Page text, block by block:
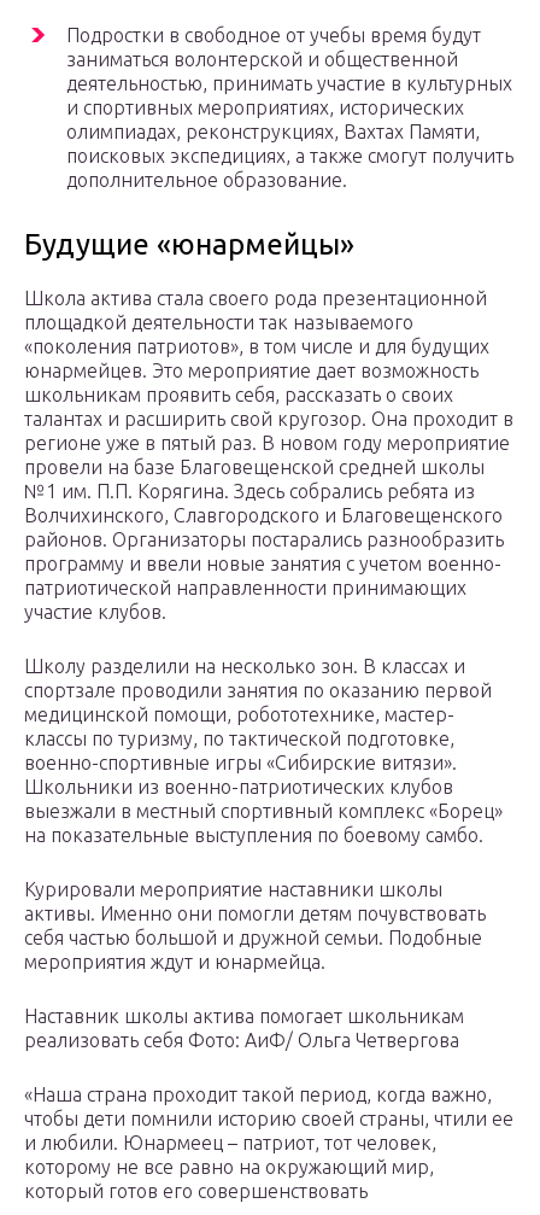
Подростки в свободное от учебы время будут
заниматься волонтерской и общественной
деятельностью, принимать участие в культурных
и спортивных мероприятиях, исторических
олимпиадах, реконструкциях, Вахтах Памяти,
поисковых экспедициях, а также смогут получить
дополнительное образование.
Будущие «юнармейцы»
Школа актива стала своего рода презентационной
площадкой деятельности так называемого
«поколения патриотов», в том числе и для будущих
юнармейцев. Это мероприятие дает возможность
школьникам проявить себя, рассказать о своих
талантах и расширить свой кругозор. Она проходит в
регионе уже в пятый раз. В новом году мероприятие
провели на базе Благовещенской средней школы
№1 им. П.П. Корягина. Здесь собрались ребята из
Волчихинского, Славгородского и Благовещенского
районов. Организаторы постарались разнообразить
программу и ввели новые занятия с учетом военно-
патриотической направленности принимающих
участие клубов.
Школу разделили на несколько зон. В классах и
спортзале проводили занятия по оказанию первой
медицинской помощи, робототехнике, мастер-
классы по туризму, по тактической подготовке,
военно-спортивные игры «Сибирские витязи».
Школьники из военно-патриотических клубов
выезжали в местный спортивный комплекс «Борец»
на показательные выступления по боевому самбо.
Курировали мероприятие наставники школы
активы. Именно они помогли детям почувствовать
себя частью большой и дружной семьи. Подобные
мероприятия ждут и юнармейца.
Наставник школы актива помогает школьникам
реализовать себя Фото: АиФ/ Ольга Четвергова
«Наша страна проходит такой период, когда важно,
чтобы дети помнили историю своей страны, чтили ее
и любили. Юнармеец – патриот, тот человек,
которому не все равно на окружающий мир,
который готов его совершенствовать